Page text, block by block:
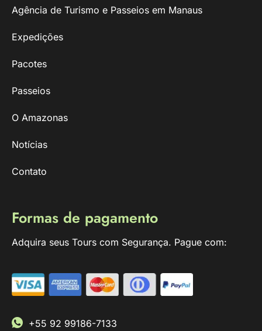
Agência de Turismo e Passeios em Manaus
Expedições
Pacotes
Passeios
O Amazonas
Notícias
Contato
Formas de pagamento
Adquira seus Tours com Segurança. Pague com:
+55 92 99186-7133